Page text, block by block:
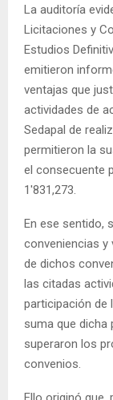
La auditoría
Licitaciones y
Estudios
emitieron
ventajas que
actividades de
Sedapal de
permitieron la
el consecuente
1′831,273.
En ese sentido,
conveniencias y
de dichos
las citadas
participación de
suma que dicha
superaron los
convenios.